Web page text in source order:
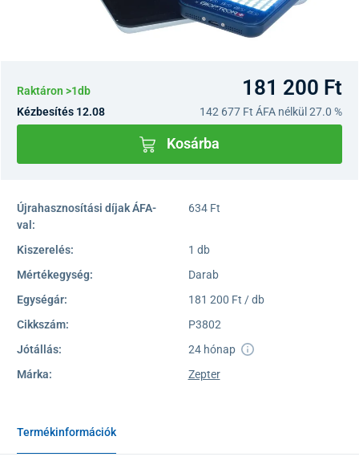
Raktáron >1db 181 200 Ft
Kézbesítés 12.08 142 677 Ft ÁFA nélkül 27.0 %
Kosárba
Újrahasznosítási díjak ÁFA-
val:
634 Ft
Kiszerelés:
1 db
Mértékegység:
Darab
Egységár:
181 200 Ft / db
Cikkszám:
P3802
Jótállás:
24 hónap
Márka:
Zepter
Termékinformációk